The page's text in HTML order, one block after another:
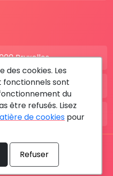
Bruxelles
© 2026 RDV MÉDICAL By
des cookies. Les
fonctionnels sont
du
être refusés. Lisez
de cookies pour
Refuser